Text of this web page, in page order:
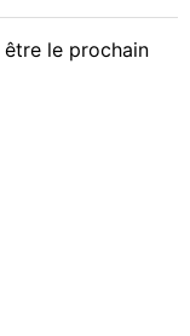
être le prochain